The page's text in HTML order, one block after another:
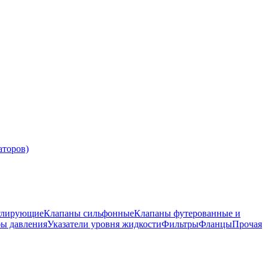
Клапаны сильфонныеКлапаны футерованные и
давленияУказатели уровня жидкостиФильтрыФланцыПрочая